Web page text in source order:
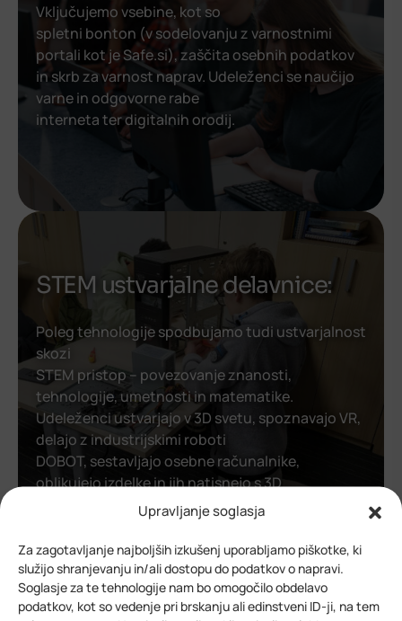
Upravljanje soglasja
Za zagotavljanje najboljših izkušenj uporabljamo piškotke, ki
služijo shranjevanju in/ali dostopu do podatkov o napravi.
Soglasje za te tehnologije nam bo omogočilo obdelavo
podatkov, kot so vedenje pri brskanju ali edinstveni ID-ji, na tem
Vključujemo vsebine, kot so
spletni bonton (v sodelovanju z varnostnimi
portali kot je Safe.si), zaščita osebnih podatkov
in skrb za varnost naprav. Udeleženci se naučijo
varne in odgovorne rabe
interneta ter digitalnih orodij.
STEM ustvarjalne delavnice:
Poleg tehnologije spodbujamo tudi ustvarjalnost
skozi
STEM pristop – povezovanje znanosti,
tehnologije, umetnosti in matematike.
Udeleženci ustvarjajo v 3D svetu, spoznavajo VR,
delajo z industrijskimi roboti
DOBOT, sestavljajo osebne računalnike,
oblikujejo izdelke in jih natisnejo s 3D
tiskalnikom, ustvarjajo z mikrokmilniki (Arduino)